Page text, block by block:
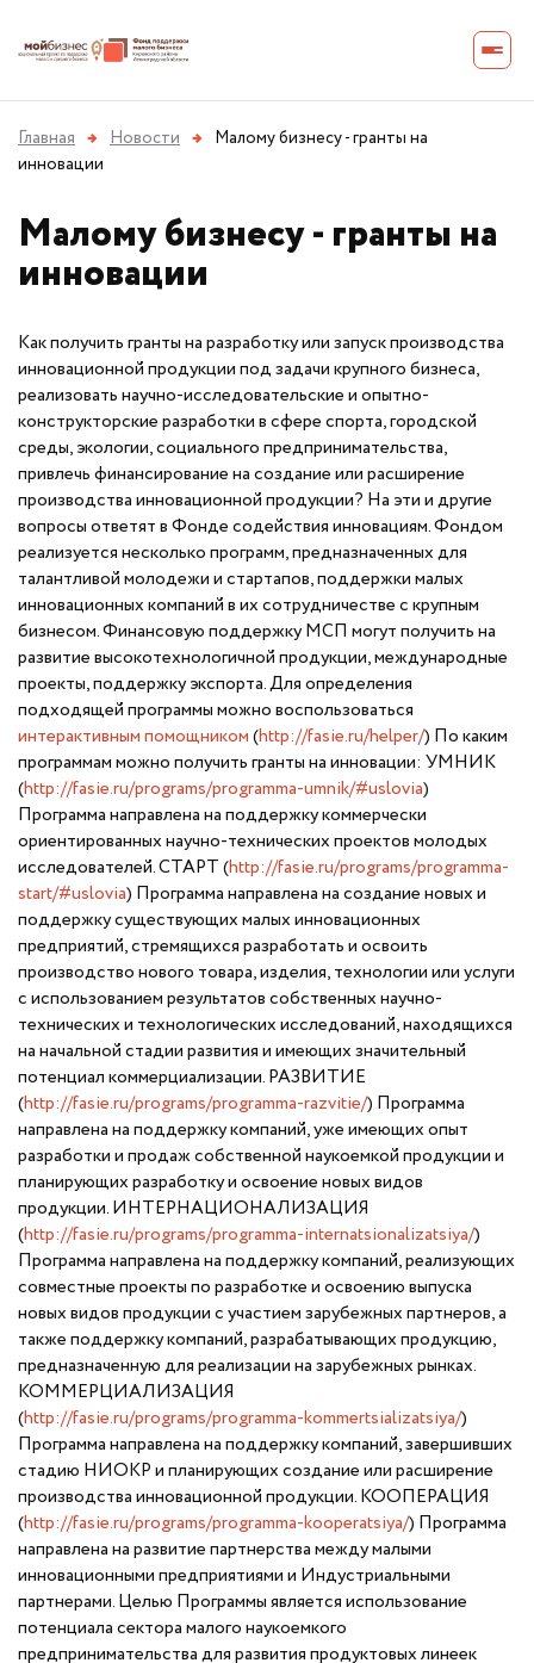
Главная → Новости → Малому бизнесу - гранты на
инновации
Малому бизнесу - гранты на
инновации
Как получить гранты на разработку или запуск производства
инновационной продукции под задачи крупного бизнеса,
реализовать научно-исследовательские и опытно-
конструкторские разработки в сфере спорта, городской
среды, экологии, социального предпринимательства,
привлечь финансирование на создание или расширение
производства инновационной продукции? На эти и другие
вопросы ответят в Фонде содействия инновациям. Фондом
реализуется несколько программ, предназначенных для
талантливой молодежи и стартапов, поддержки малых
инновационных компаний в их сотрудничестве с крупным
бизнесом. Финансовую поддержку МСП могут получить на
развитие высокотехнологичной продукции, международные
проекты, поддержку экспорта. Для определения
подходящей программы можно воспользоваться
интерактивным помощником(http://fasie.ru/helper/) По каким
программам можно получить гранты на инновации: УМНИК
(http://fasie.ru/programs/programma-umnik/#uslovia)
Программа направлена на поддержку коммерчески
ориентированных научно-технических проектов молодых
исследователей. СТАРТ (http://fasie.ru/programs/programma-
start/#uslovia) Программа направлена на создание новых и
поддержку существующих малых инновационных
предприятий, стремящихся разработать и освоить
производство нового товара, изделия, технологии или услуги
с использованием результатов собственных научно-
технических и технологических исследований, находящихся
на начальной стадии развития и имеющих значительный
потенциал коммерциализации. РАЗВИТИЕ
(http://fasie.ru/programs/programma-razvitie/) Программа
направлена на поддержку компаний, уже имеющих опыт
разработки и продаж собственной наукоемкой продукции и
планирующих разработку и освоение новых видов
продукции. ИНТЕРНАЦИОНАЛИЗАЦИЯ
(http://fasie.ru/programs/programma-internatsionalizatsiya/)
Программа направлена на поддержку компаний, реализующих
совместные проекты по разработке и освоению выпуска
новых видов продукции с участием зарубежных партнеров, а
также поддержку компаний, разрабатывающих продукцию,
предназначенную для реализации на зарубежных рынках.
КОММЕРЦИАЛИЗАЦИЯ
(http://fasie.ru/programs/programma-kommertsializatsiya/)
Программа направлена на поддержку компаний, завершивших
стадию НИОКР и планирующих создание или расширение
производства инновационной продукции. КООПЕРАЦИЯ
(http://fasie.ru/programs/programma-kooperatsiya/) Программа
направлена на развитие партнерства между малыми
инновационными предприятиями и Индустриальными
партнерами. Целью Программы является использование
потенциала сектора малого наукоемкого
предпринимательства для развития продуктовых линеек